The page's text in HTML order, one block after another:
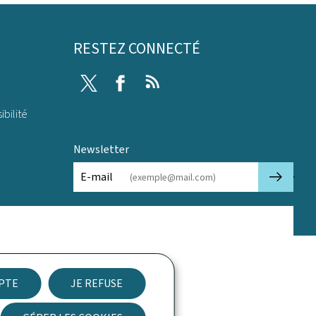
JE REFUSE
RESTEZ CONNECTÉ
Twitter Facebook
Newsletter
E-mail
🡒